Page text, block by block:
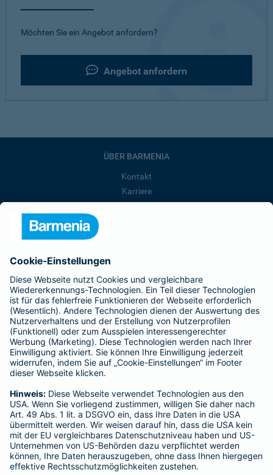
Möchten Sie ein Angebot anfordern?
Angebot anfordern
ÜBER BARMENIA
Kontakt
Karriere
Presse
Barmenia ist Teil der BarmeniaGothaer
BELIEBTE SEITEN
Kranken-Zusatzversicherung
Tierversicherungen
Haftpflichtversicherung
Hausratversicherung
Adresse ändern
Schaden melden
Kilometerstandsmeldung
Serviceübersicht